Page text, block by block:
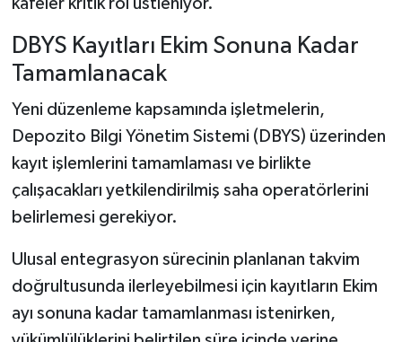
kafeler kritik rol üstleniyor.
DBYS Kayıtları Ekim Sonuna Kadar
Tamamlanacak
Yeni düzenleme kapsamında işletmelerin,
Depozito Bilgi Yönetim Sistemi (DBYS) üzerinden
kayıt işlemlerini tamamlaması ve birlikte
çalışacakları yetkilendirilmiş saha operatörlerini
belirlemesi gerekiyor.
Ulusal entegrasyon sürecinin planlanan takvim
doğrultusunda ilerleyebilmesi için kayıtların Ekim
ayı sonuna kadar tamamlanması istenirken,